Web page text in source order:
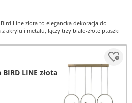
Line złota to elegancka dekoracja do
akrylu i metalu, łączy trzy biało-złote ptaszki
BIRD LINE złota